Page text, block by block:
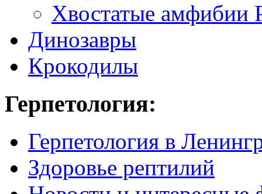
Хвостатые амфибии
Динозавры
Крокодилы
Герпетология:
Герпетология в
Здоровье рептилий